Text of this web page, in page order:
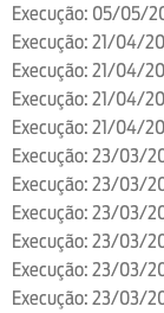
Execução: 05/05/
Execução: 21/04/
Execução: 21/04/
Execução: 21/04/
Execução: 21/04/
Execução: 23/03/
Execução: 23/03/
Execução: 23/03/
Execução: 23/03/
Execução: 23/03/
Execução: 23/03/